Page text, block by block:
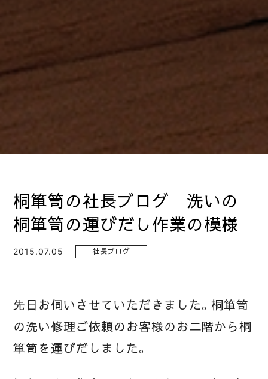
桐箪笥の社長ブログ 洗いの
桐箪笥の運びだし作業の模様
2015.07.05 社長ブログ
先日お伺いさせていただきました。桐箪笥
の洗い修理ご依頼のお客様のお二階から桐
箪笥を運びだしました。